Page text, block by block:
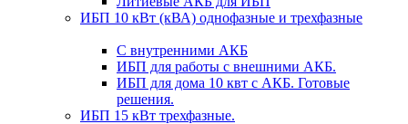
ИБП 10 кВт (кВА) однофазные и трехфазные
С внутренними АКБ
ИБП для работы с внешними АКБ.
ИБП для дома 10 квт с АКБ. Готовые
решения.
ИБП 15 кВт трехфазные.